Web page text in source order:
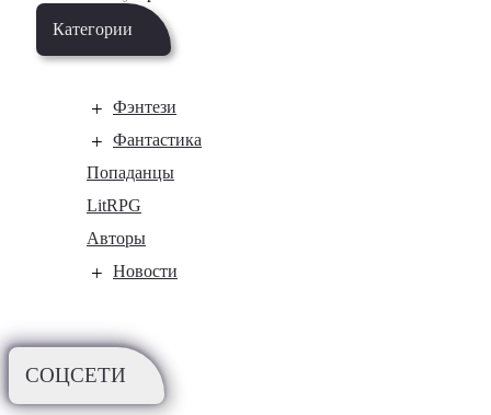
Категории
Фэнтези
Фантастика
Попаданцы
LitRPG
Авторы
Новости
СОЦСЕТИ